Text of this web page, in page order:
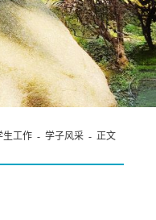
生工作- 学子风采- 正文